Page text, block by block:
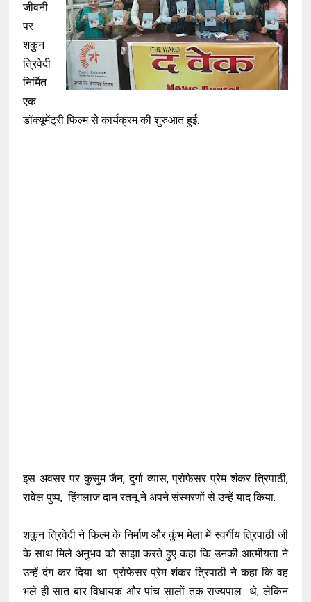
जीवनी
पर
शकुन
त्रिवेदी
निर्मित
एक
डॉक्यूमेंट्री फिल्म से कार्यक्रम की शुरुआत हुई.
इस अवसर पर कुसुम जैन, दुर्गा व्यास, प्रोफेसर प्रेम शंकर त्रिपाठी,
रावेल पुष्प, हिंगलाज दान रतनू ने अपने संस्मरणों से उन्हें याद किया.
शकुन त्रिवेदी ने फिल्म के निर्माण और कुंभ मेला में स्वर्गीय त्रिपाठी जी
के साथ मिले अनुभव को साझा करते हुए कहा कि उनकी आत्मीयता ने
उन्हें दंग कर दिया था. प्रोफेसर प्रेम शंकर त्रिपाठी ने कहा कि वह
भले ही सात बार विधायक और पांच सालों तक राज्यपाल थे, लेकिन